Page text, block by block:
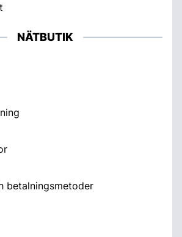
NÄTBUTIK
betalningsmetoder